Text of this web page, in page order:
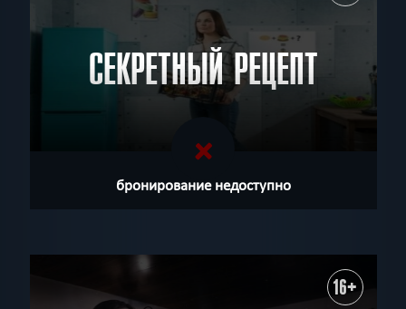
СЕКРЕТНЫЙ РЕЦЕПТ
бронирование недоступно
16+